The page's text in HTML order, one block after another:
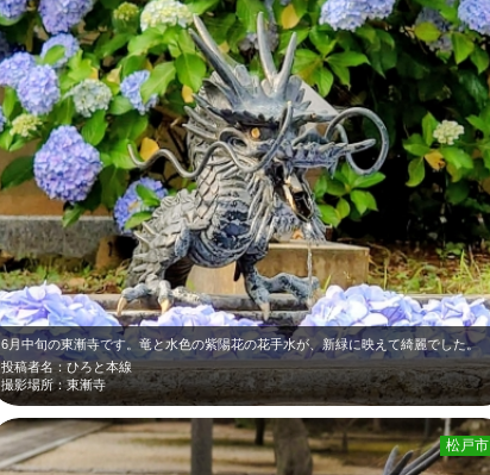
6月中旬の東漸寺です。竜と水色の紫陽花の花手水が、新緑に映えて綺麗でした。
投稿者名：ひろと本線
撮影場所：東漸寺
松戸市